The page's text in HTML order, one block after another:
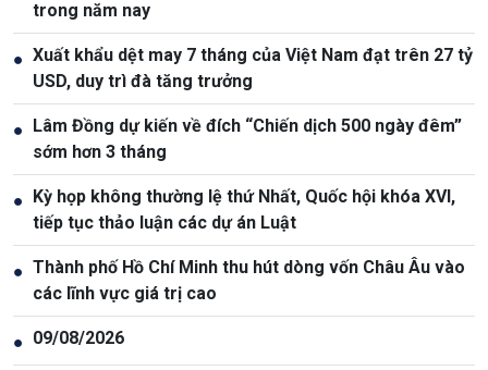
trong năm nay
● Xuất khẩu dệt may 7 tháng của Việt Nam đạt trên 27 tỷ
USD, duy trì đà tăng trưởng
● Lâm Đồng dự kiến về đích “Chiến dịch 500 ngày đêm”
sớm hơn 3 tháng
● Kỳ họp không thường lệ thứ Nhất, Quốc hội khóa XVI,
tiếp tục thảo luận các dự án Luật
● Thành phố Hồ Chí Minh thu hút dòng vốn Châu Âu vào
các lĩnh vực giá trị cao
● 09/08/2026